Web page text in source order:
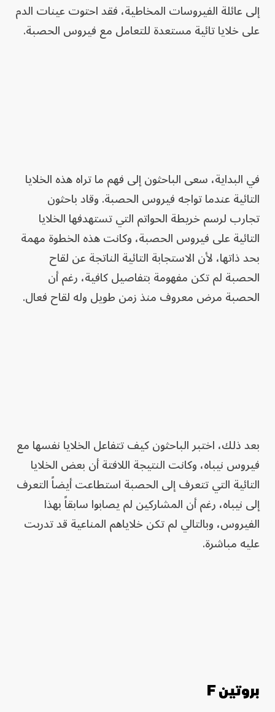
إلى عائلة الفيروسات المخاطية، فقد احتوت عينات الدم
على خلايا تائية مستعدة للتعامل مع فيروس الحصبة.
في البداية، سعى الباحثون إلى فهم ما تراه هذه الخلايا
التائية عندما تواجه فيروس الحصبة. وقاد باحثون
تجارب لرسم خريطة الحواتم التي تستهدفها الخلايا
التائية على فيروس الحصبة، وكانت هذه الخطوة مهمة
بحد ذاتها، لأن الاستجابة التائية الناتجة عن لقاح
الحصبة لم تكن مفهومة بتفاصيل كافية، رغم أن
الحصبة مرض معروف منذ زمن طويل وله لقاح فعال.
بعد ذلك، اختبر الباحثون كيف تتفاعل الخلايا نفسها مع
فيروس نيباه، وكانت النتيجة اللافتة أن بعض الخلايا
التائية التي تتعرف إلى الحصبة استطاعت أيضاً التعرف
إلى نيباه، رغم أن المشاركين لم يصابوا سابقاً بهذا
الفيروس، وبالتالي لم تكن خلاياهم المناعية قد تدربت
عليه مباشرة.
بروتين F